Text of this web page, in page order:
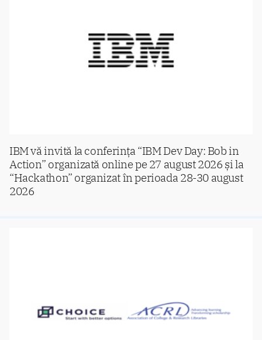
IBM vă invită la conferința “IBM Dev Day: Bob in
Action” organizată online pe 27 august 2026 și la
“Hackathon” organizat în perioada 28-30 august
2026